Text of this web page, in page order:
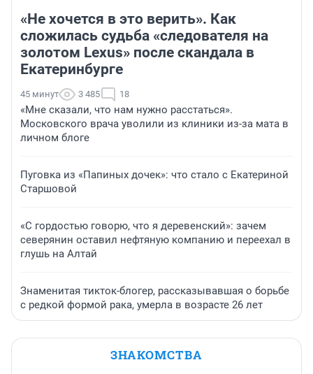
«Не хочется в это верить». Как
сложилась судьба «следователя на
золотом Lexus» после скандала в
Екатеринбурге
45 минут 3 485 18
«Мне сказали, что нам нужно расстаться».
Московского врача уволили из клиники из-за мата в
личном блоге
Пуговка из «Папиных дочек»: что стало с Екатериной
Старшовой
«С гордостью говорю, что я деревенский»: зачем
северянин оставил нефтяную компанию и переехал в
глушь на Алтай
Знаменитая тикток-блогер, рассказывавшая о борьбе
с редкой формой рака, умерла в возрасте 26 лет
ЗНАКОМСТВА